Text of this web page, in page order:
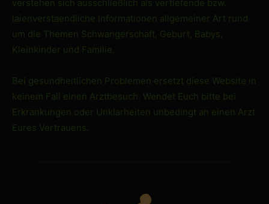
verstehen sich ausschließlich als vertiefende bzw.
laienverstaendliche Informationen allgemeiner Art rund
um die Themen Schwangerschaft, Geburt, Babys,
Kleinkinder und Familie.
Bei gesundheitlichen Problemen ersetzt diese Website in
keinem Fall einen Arztbesuch. Wendet Euch bitte bei
Erkrankungen oder Unklarheiten unbedingt an einen Arzt
Eures Vertrauens.